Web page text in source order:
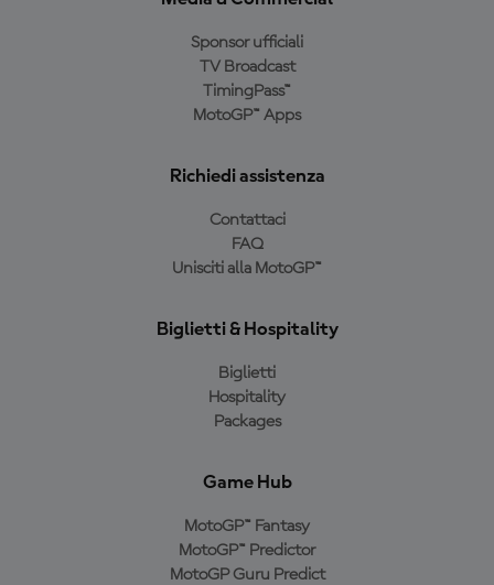
Sponsor ufficiali
TV Broadcast
TimingPass™
MotoGP™ Apps
Richiedi assistenza
Contattaci
FAQ
Unisciti alla MotoGP™
Biglietti & Hospitality
Biglietti
Hospitality
Packages
Game Hub
MotoGP™ Fantasy
MotoGP™ Predictor
MotoGP Guru Predict